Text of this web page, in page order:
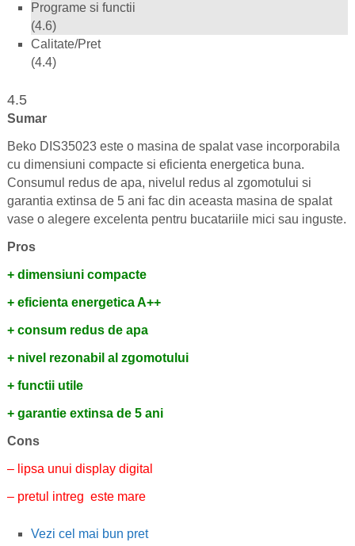
Programe si functii
(4.6)
Calitate/Pret
(4.4)
4.5
Sumar
Beko DIS35023 este o masina de spalat vase incorporabila
cu dimensiuni compacte si eficienta energetica buna.
Consumul redus de apa, nivelul redus al zgomotului si
garantia extinsa de 5 ani fac din aceasta masina de spalat
vase o alegere excelenta pentru bucatariile mici sau inguste.
Pros
+ dimensiuni compacte
+ eficienta energetica A++
+ consum redus de apa
+ nivel rezonabil al zgomotului
+ functii utile
+ garantie extinsa de 5 ani
Cons
– lipsa unui display digital
– pretul intreg este mare
Vezi cel mai bun pret